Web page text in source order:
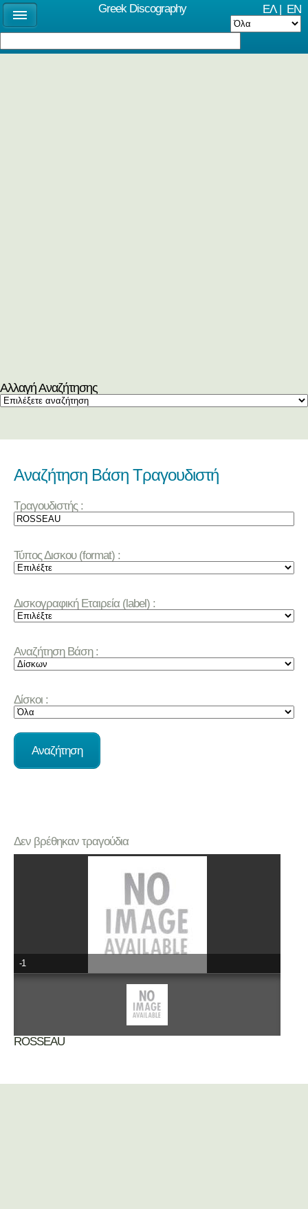
ΕΛ| EN
Αλλαγή Αναζήτησης
Αναζήτηση Βάση Τραγουδιστή
Τραγουδιστής :
Τύπος Δισκου (format) :
Δισκογραφική Εταιρεία (label) :
Αναζήτηση Βάση :
Δίσκοι :
Δεν βρέθηκαν τραγούδια
-1
ROSSEAU
Greek Discography